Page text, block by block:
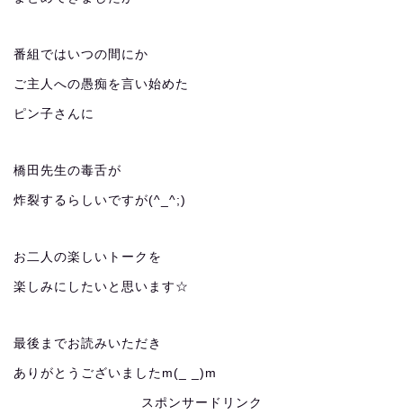
番組ではいつの間にか
ご主人への愚痴を言い始めた
ピン子さんに
橋田先生の毒舌が
炸裂するらしいですが(^_^;)
お二人の楽しいトークを
楽しみにしたいと思います☆
最後までお読みいただき
ありがとうございましたm(_ _)m
スポンサードリンク